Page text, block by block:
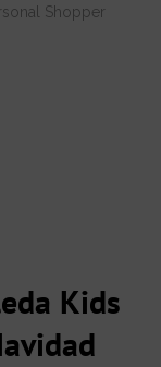
Shopper
Kids